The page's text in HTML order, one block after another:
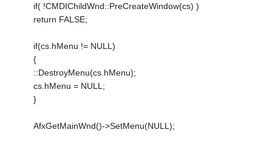
if( !CMDIChildWnd::PreCreateWindow(cs) )
return FALSE;
if(cs.hMenu != NULL)
{
::DestroyMenu(cs.hMenu);
cs.hMenu = NULL;
}
AfxGetMainWnd()->SetMenu(NULL);